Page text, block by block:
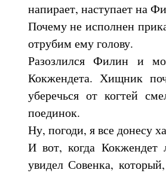
напирает, наступает на
Почему не исполнен
отрубим ему голову.
Разозлился Филин и
Кокжендета. Хищник
уберечься от когтей
поединок.
Ну, погоди, я все донесу
И вот, когда Кокжендет
увидел Совенка,